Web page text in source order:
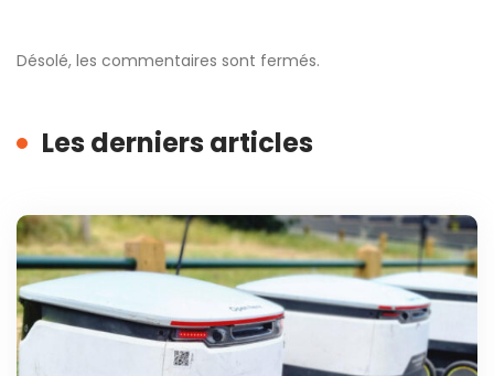
Désolé, les commentaires sont fermés.
Les derniers articles